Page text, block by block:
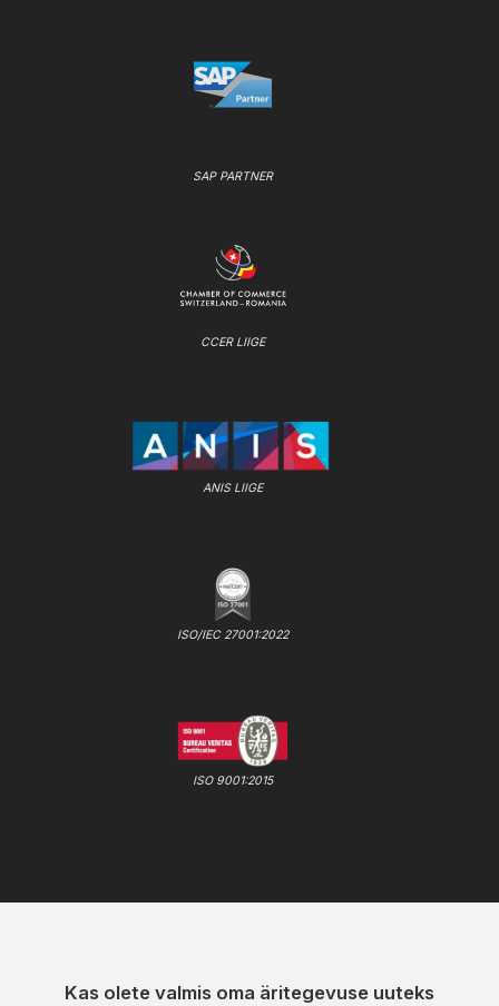
SAP PARTNER
CCER LIIGE
ANIS LIIGE
ISO/IEC 27001:2022
ISO 9001:2015
Kas olete valmis oma äritegevuse uuteks